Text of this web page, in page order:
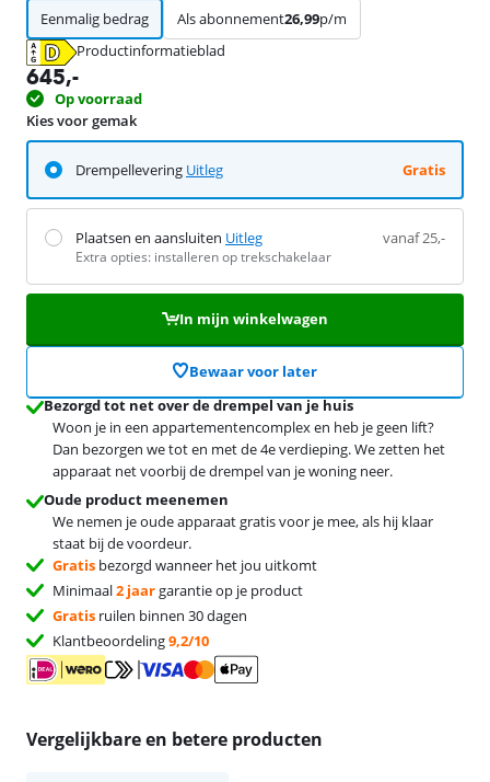
Eenmalig bedrag
Als abonnement26,99p/m
Productinformatieblad
opent in nieuw tabblad
645,-
Op voorraad
Kies voor gemak
Drempellevering Uitleg Gratis
Plaatsen en aansluiten Uitleg
Extra opties: installeren op trekschakelaar
vanaf 25,-
In mijn winkelwagen
Bewaar voor later
Bezorgd tot net over de drempel van je huis
Woon je in een appartementencomplex en heb je geen lift?
Dan bezorgen we tot en met de 4e verdieping. We zetten het
apparaat net voorbij de drempel van je woning neer.
Oude product meenemen
We nemen je oude apparaat gratis voor je mee, als hij klaar
staat bij de voordeur.
Gratis bezorgd wanneer het jou uitkomt
Minimaal2 jaargarantie op je product
Gratis ruilen binnen 30 dagen
Klantbeoordeling9,2/10
Vergelijkbare en betere producten